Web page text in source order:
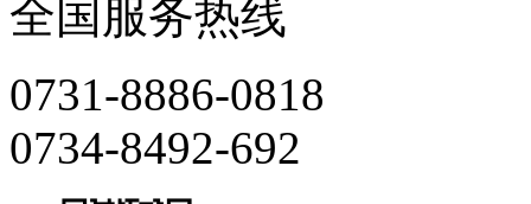
全国服务热线
0731-8886-0818
0734-8492-692